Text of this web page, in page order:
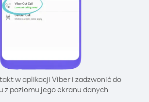
w aplikacji Viber i zadzwonić do
z poziomu jego ekranu danych